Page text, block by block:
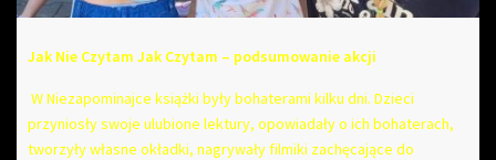
Jak Nie Czytam Jak Czytam – podsumowanie akcji
W Niezapominajce książki były bohaterami kilku dni. Dzieci
przyniosły swoje ulubione lektury, opowiadały o ich bohaterach,
tworzyły własne okładki, nagrywały filmiki zachęcające do